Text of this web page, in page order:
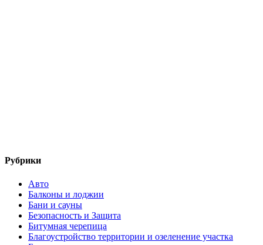
Рубрики
Авто
Балконы и лоджии
Бани и сауны
Безопасность и Защита
Битумная черепица
Благоустройство территории и озеленение участка